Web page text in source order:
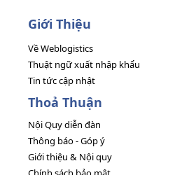
Giới Thiệu
Về Weblogistics
Thuật ngữ xuất nhập khẩu
Tin tức cập nhật
Thoả Thuận
Nội Quy diễn đàn
Thông báo - Góp ý
Giới thiệu & Nội quy